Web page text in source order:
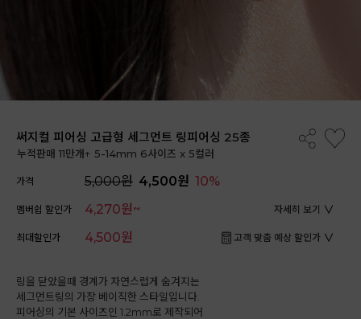
써지컬 피어싱 고급형 세그먼트 링피어싱 25종
누적판매 11만개↑ 5-14mm 6사이즈 x 5컬러
가격 5,000원 4,500원 10%
멤버쉽 할인가 4,270원~ 자세히 보기
최대할인가 4,500원 고객 맞춤 예상 할인가
링을 닫았을때 경계가 자연스럽게 숨겨지는
세그먼트링의 가장 베이직한 스타일입니다.
피어싱의 기본 사이즈인 1.2mm로 제작되어